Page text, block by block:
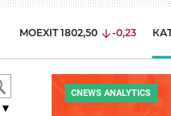
MOEXIT 1802,50 -0,23
▼
CNEWS ANALYTICS